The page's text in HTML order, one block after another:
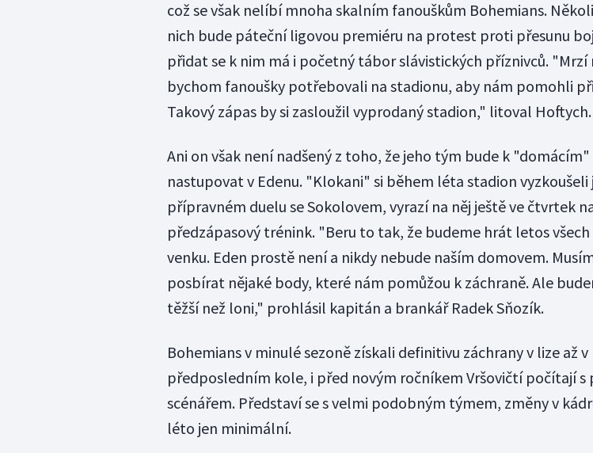
což se však nelíbí mnoha skalním fanouškům Bohemians.
nich bude páteční ligovou premiéru na protest proti přesunu
přidat se k nim má i početný tábor slávistických příznivců. "Mrzí
bychom fanoušky potřebovali na stadionu, aby nám pomohli
Takový zápas by si zasloužil vyprodaný stadion," litoval Hoftych.
Ani on však není nadšený z toho, že jeho tým bude k "domácím"
nastupovat v Edenu. "Klokani" si během léta stadion vyzkoušeli
přípravném duelu se Sokolovem, vyrazí na něj ještě ve čtvrtek
předzápasový trénink. "Beru to tak, že budeme hrát letos všech
venku. Eden prostě není a nikdy nebude naším domovem.
posbírat nějaké body, které nám pomůžou k záchraně. Ale
těžší než loni," prohlásil kapitán a brankář Radek Sňozík.
Bohemians v minulé sezoně získali definitivu záchrany v lize až v
předposledním kole, i před novým ročníkem Vršovičtí počítají s
scénářem. Představí se s velmi podobným týmem, změny v
léto jen minimální.